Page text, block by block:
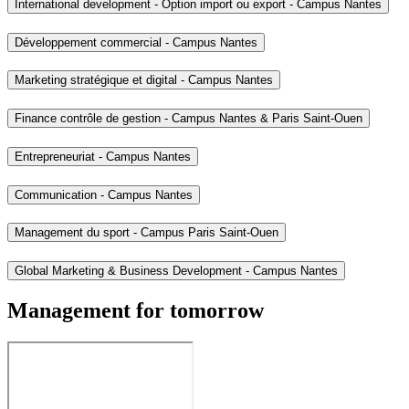
International development - Option import ou export - Campus Nantes
Développement commercial - Campus Nantes
Marketing stratégique et digital - Campus Nantes
Finance contrôle de gestion - Campus Nantes & Paris Saint-Ouen
Entrepreneuriat - Campus Nantes
Communication - Campus Nantes
Management du sport - Campus Paris Saint-Ouen
Global Marketing & Business Development - Campus Nantes
Management for tomorrow